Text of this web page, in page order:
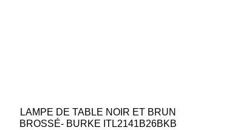
LAMPE DE TABLE NOIR ET BRUN
BROSSÉ- BURKE ITL2141B26BKB